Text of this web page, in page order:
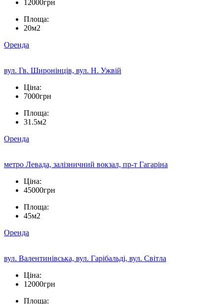
12000грн
Площа:
20м2
Оренда
вул. Гв. Широнінців, вул. Н. Ужвій
Ціна:
7000грн
Площа:
31.5м2
Оренда
метро Левада, залізничний вокзал, пр-т Гагаріна
Ціна:
45000грн
Площа:
45м2
Оренда
вул. Валентинівська, вул. Гарібальді, вул. Світла
Ціна:
12000грн
Площа: